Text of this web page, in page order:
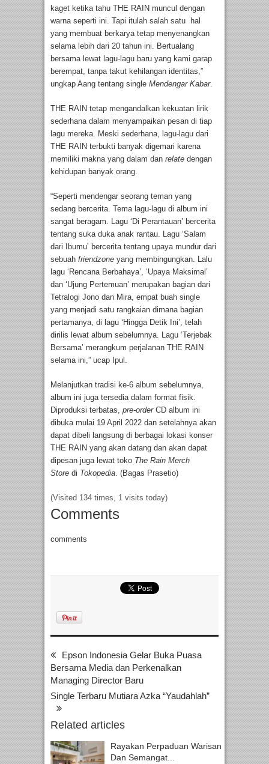
kaget ketika tahu THE RAIN muncul dengan
warna seperti ini. Tapi itulah salah satu hal
yang membuat berkarya tetap menyenangkan
selama lebih dari 20 tahun ini. Bertualang
bersama lewat lagu-lagu baru yang kami garap
berempat, tanpa takut kehilangan identitas,”
ungkap Aang tentang single Mendengar Kabar.
THE RAIN tetap mengandalkan kekuatan lirik
sederhana dalam menyampaikan pesan di tiap
lagu mereka. Meski sederhana, lagu-lagu dari
THE RAIN terbukti banyak digemari karena
memiliki makna yang dalam dan relate dengan
kehidupan banyak orang.
“Seperti mendengar seorang teman yang
sedang bercerita. Tema lagu-lagu di album ini
sangat beragam. Lagu ‘Di Perantauan’ bercerita
tentang suka duka anak rantau. Lagu ‘Salam
dari Ibumu’ bercerita tentang upaya mundur dari
sebuah friendzone yang membingungkan. Lalu
lagu ‘Rencana Berbahaya’, ‘Upaya Maksimal’
dan ‘Ujung Pertemuan’ merupakan bagian dari
Tetralogi Jono dan Mira, empat buah single
yang menjadi satu rangkaian dimana bagian
pertamanya, di lagu ‘Hingga Detik Ini’, telah
dirilis lewat album sebelumnya. Lagu ‘Terjebak
Bersama’ merangkum perjalanan THE RAIN
selama ini,” ucap Ipul.
Melanjutkan tradisi ke-6 album sebelumnya,
album ini juga tersedia dalam format fisik.
Diproduksi terbatas, pre-order CD album ini
dibuka mulai 19 April 2022 dan setelahnya akan
dapat dibeli langsung di berbagai lokasi konser
THE RAIN yang akan datang dan akan dapat
dipesan juga lewat toko The Rain Merch
Store di Tokopedia. (Bagas Prasetio)
(Visited 134 times, 1 visits today)
Comments
comments
Epson Indonesia Gelar Buka Puasa
Bersama Media dan Perkenalkan
Managing Director Baru
Single Terbaru Mutiara Azka “Yaudahlah”
Related articles
Rayakan Perpaduan Warisan
Dan Semangat...